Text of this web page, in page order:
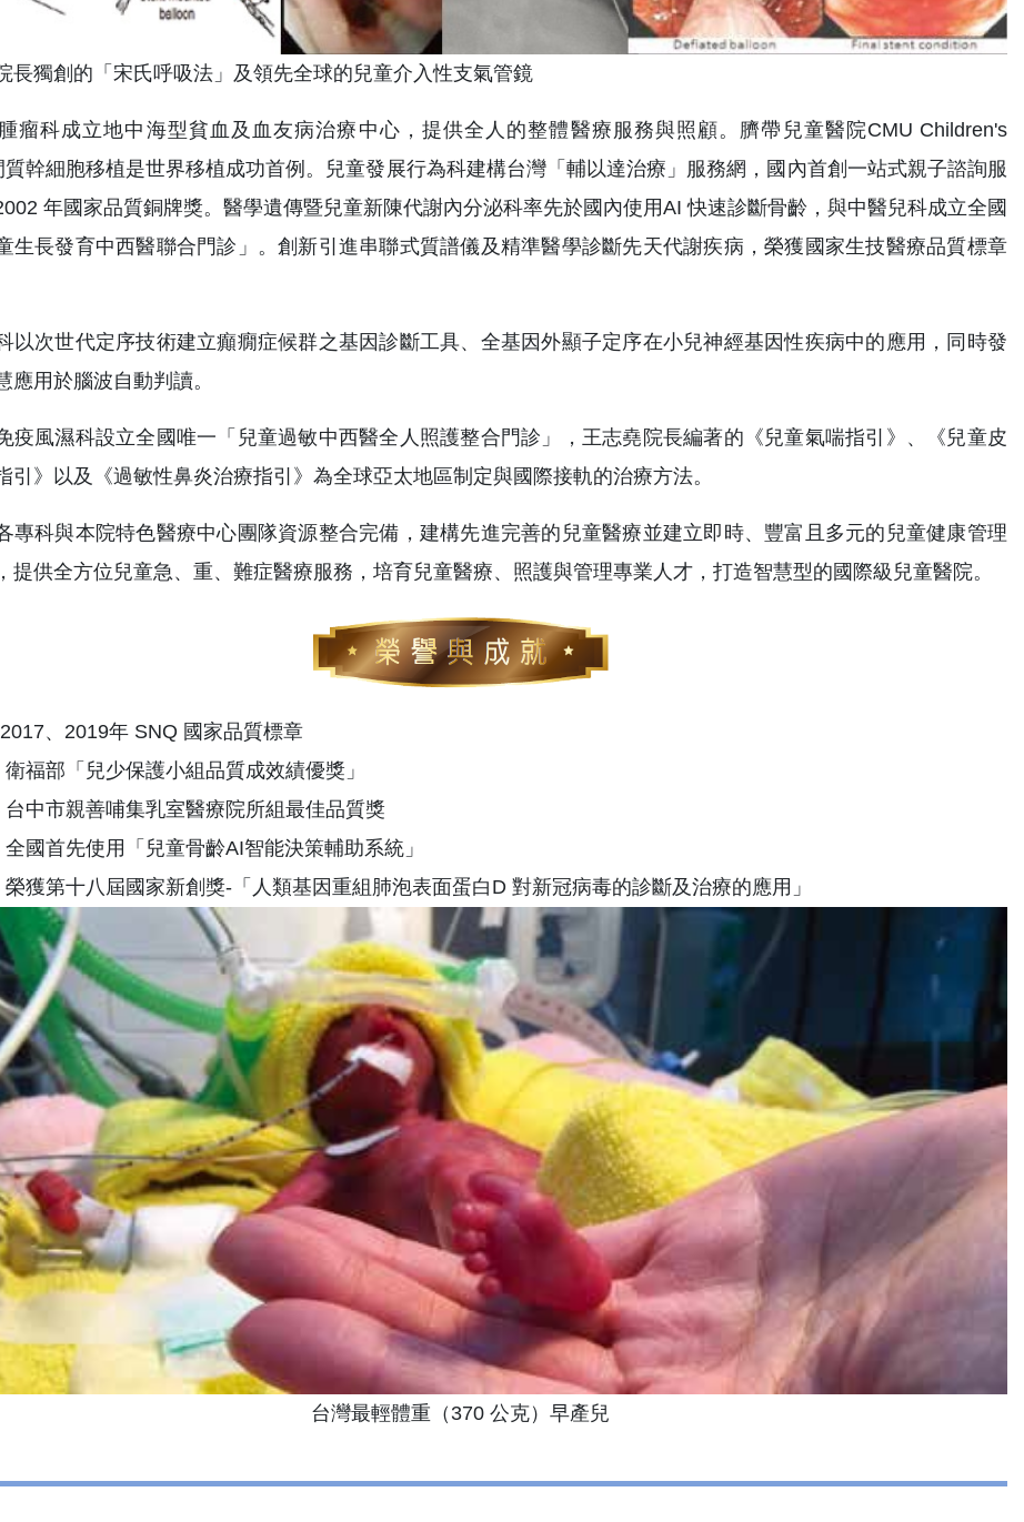
長獨創的「宋氏呼吸法」及領先全球的兒童介入性支氣管鏡
瘤科成立地中海型貧血及血友病治療中心，提供全人的整體醫療服務與照顧。臍帶兒童醫院CMU Children's
質幹細胞移植是世界移植成功首例。兒童發展行為科建構台灣「輔以達治療」服務網，國內首創一站式親子諮詢服
年國家品質銅牌獎。醫學遺傳暨兒童新陳代謝內分泌科率先於國內使用AI 快速診斷骨齡，與中醫兒科成立全國
生長發育中西醫聯合門診」。創新引進串聯式質譜儀及精準醫學診斷先天代謝疾病，榮獲國家生技醫療品質標章
以次世代定序技術建立癲癇症候群之基因診斷工具、全基因外顯子定序在小兒神經基因性疾病中的應用，同時發
應用於腦波自動判讀。
疫風濕科設立全國唯一「兒童過敏中西醫全人照護整合門診」，王志堯院長編著的《兒童氣喘指引》、《兒童皮
引》以及《過敏性鼻炎治療指引》為全球亞太地區制定與國際接軌的治療方法。
專科與本院特色醫療中心團隊資源整合完備，建構先進完善的兒童醫療並建立即時、豐富且多元的兒童健康管理
提供全方位兒童急、重、難症醫療服務，培育兒童醫療、照護與管理專業人才，打造智慧型的國際級兒童醫院。
、2019年 SNQ 國家品質標章
福部「兒少保護小組品質成效績優獎」
台中市親善哺集乳室醫療院所組最佳品質獎
國首先使用「兒童骨齡AI智能決策輔助系統」
榮獲第十八屆國家新創獎-「人類基因重組肺泡表面蛋白D 對新冠病毒的診斷及治療的應用」
台灣最輕體重（370 公克）早產兒